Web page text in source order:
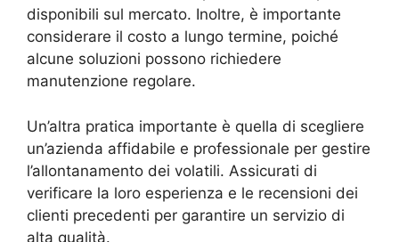
disponibili sul mercato. Inoltre, è importante
considerare il costo a lungo termine, poiché
alcune soluzioni possono richiedere
manutenzione regolare.
Un’altra pratica importante è quella di scegliere
un’azienda affidabile e professionale per gestire
l’allontanamento dei volatili. Assicurati di
verificare la loro esperienza e le recensioni dei
clienti precedenti per garantire un servizio di
alta qualità.